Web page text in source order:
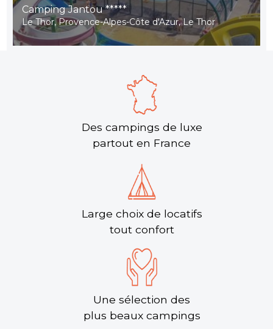
Camping Jantou *****
Le Thor, Provence-Alpes-Côte d'Azur, Le Thor
Des campings de luxe
partout en France
Large choix de locatifs
tout confort
Une sélection des
plus beaux campings